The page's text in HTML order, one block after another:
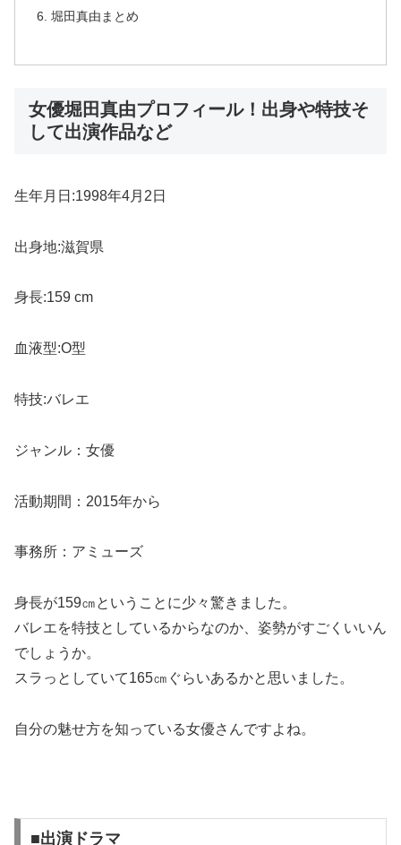
堀田真由まとめ
女優堀田真由プロフィール！出身や特技そ
して出演作品など
生年月日:1998年4月2日
出身地:滋賀県
身長:159 cm
血液型:O型
特技:バレエ
ジャンル：女優
活動期間：2015年から
事務所：アミューズ
身長が159㎝ということに少々驚きました。
バレエを特技としているからなのか、姿勢がすごくいいん
でしょうか。
スラっとしていて165㎝ぐらいあるかと思いました。
自分の魅せ方を知っている女優さんですよね。
■出演ドラマ